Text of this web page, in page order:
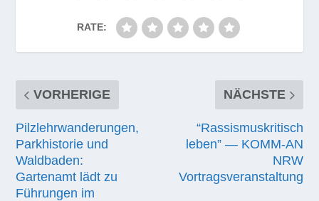
RATE:
VORHERIGE
Pilzlehrwanderungen,
Parkhistorie und
Waldbaden:
Gartenamt lädt zu
Führungen im
NÄCHSTE
“Rassismuskritisch
leben” — KOMM-AN
NRW
Vortragsveranstaltung